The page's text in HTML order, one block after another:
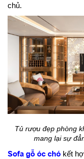
chủ.
Tủ rượu đẹp phòng
mang lại sự
Sofa gỗ óc chó kết